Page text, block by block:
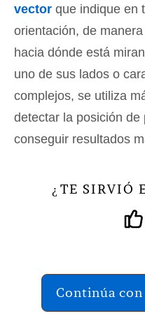
vector que indique en
orientación, de
hacia dónde está
uno de sus lados o
complejos, se utiliza
detectar la posición
conseguir resultados
¿ TE SIRVIÓ
Continúa